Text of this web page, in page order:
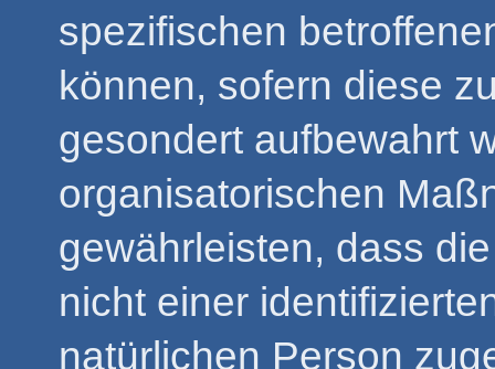
spezifischen
können, sofern diese
gesondert aufbewahrt
organisatorischen
gewährleisten, dass
nicht einer
natürlichen Person